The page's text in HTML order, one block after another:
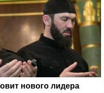
нового лидера